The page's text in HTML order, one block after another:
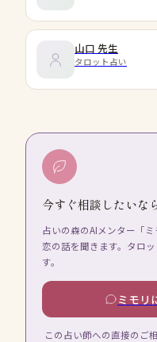
山口 先生
タロット占い
今すぐ相談したいなら
占いの森のAIメンター「
恋の話を聞きます。タロ
す。
ミモリ
この占い師への直接のご